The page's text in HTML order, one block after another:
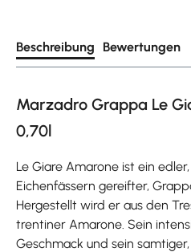
Beschreibung Bewertungen
Marzadro Grappa Le
0,70l
Le Giare Amarone ist ein
Eichenfässern gereifter,
Hergestellt wird er aus den
trentiner Amarone. Sein
Geschmack und sein